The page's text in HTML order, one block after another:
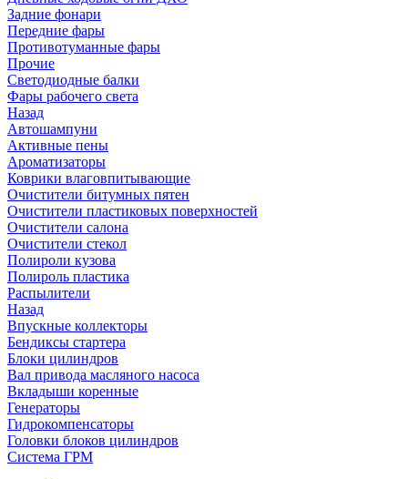
Задние фонари
Передние фары
Противотуманные фары
Прочие
Светодиодные балки
Фары рабочего света
Назад
Автошампуни
Активные пены
Ароматизаторы
Коврики влаговпитывающие
Очистители битумных пятен
Очистители пластиковых поверхностей
Очистители салона
Очистители стекол
Полироли кузова
Полироль пластика
Распылители
Назад
Впускные коллекторы
Бендиксы стартера
Блоки цилиндров
Вал привода масляного насоса
Вкладыши коренные
Генераторы
Гидрокомпенсаторы
Головки блоков цилиндров
Система ГРМ